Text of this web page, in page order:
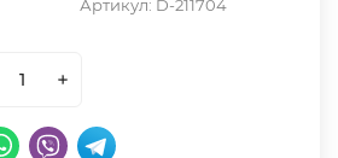
Артикул: D-211704